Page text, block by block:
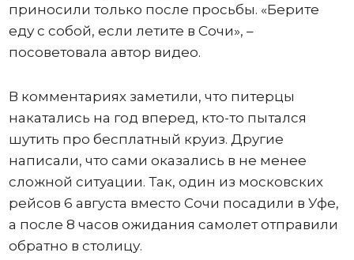
приносили только после просьбы. «Берите
еду с собой, если летите в Сочи», –
посоветовала автор видео.
В комментариях заметили, что питерцы
накатались на год вперед, кто-то пытался
шутить про бесплатный круиз. Другие
написали, что сами оказались в не менее
сложной ситуации. Так, один из московских
рейсов 6 августа вместо Сочи посадили в Уфе,
а после 8 часов ожидания самолет отправили
обратно в столицу.